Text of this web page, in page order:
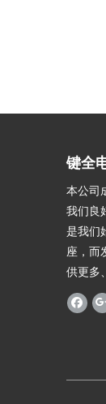
键全
本公司
我们良
是我们
座，而
供更多